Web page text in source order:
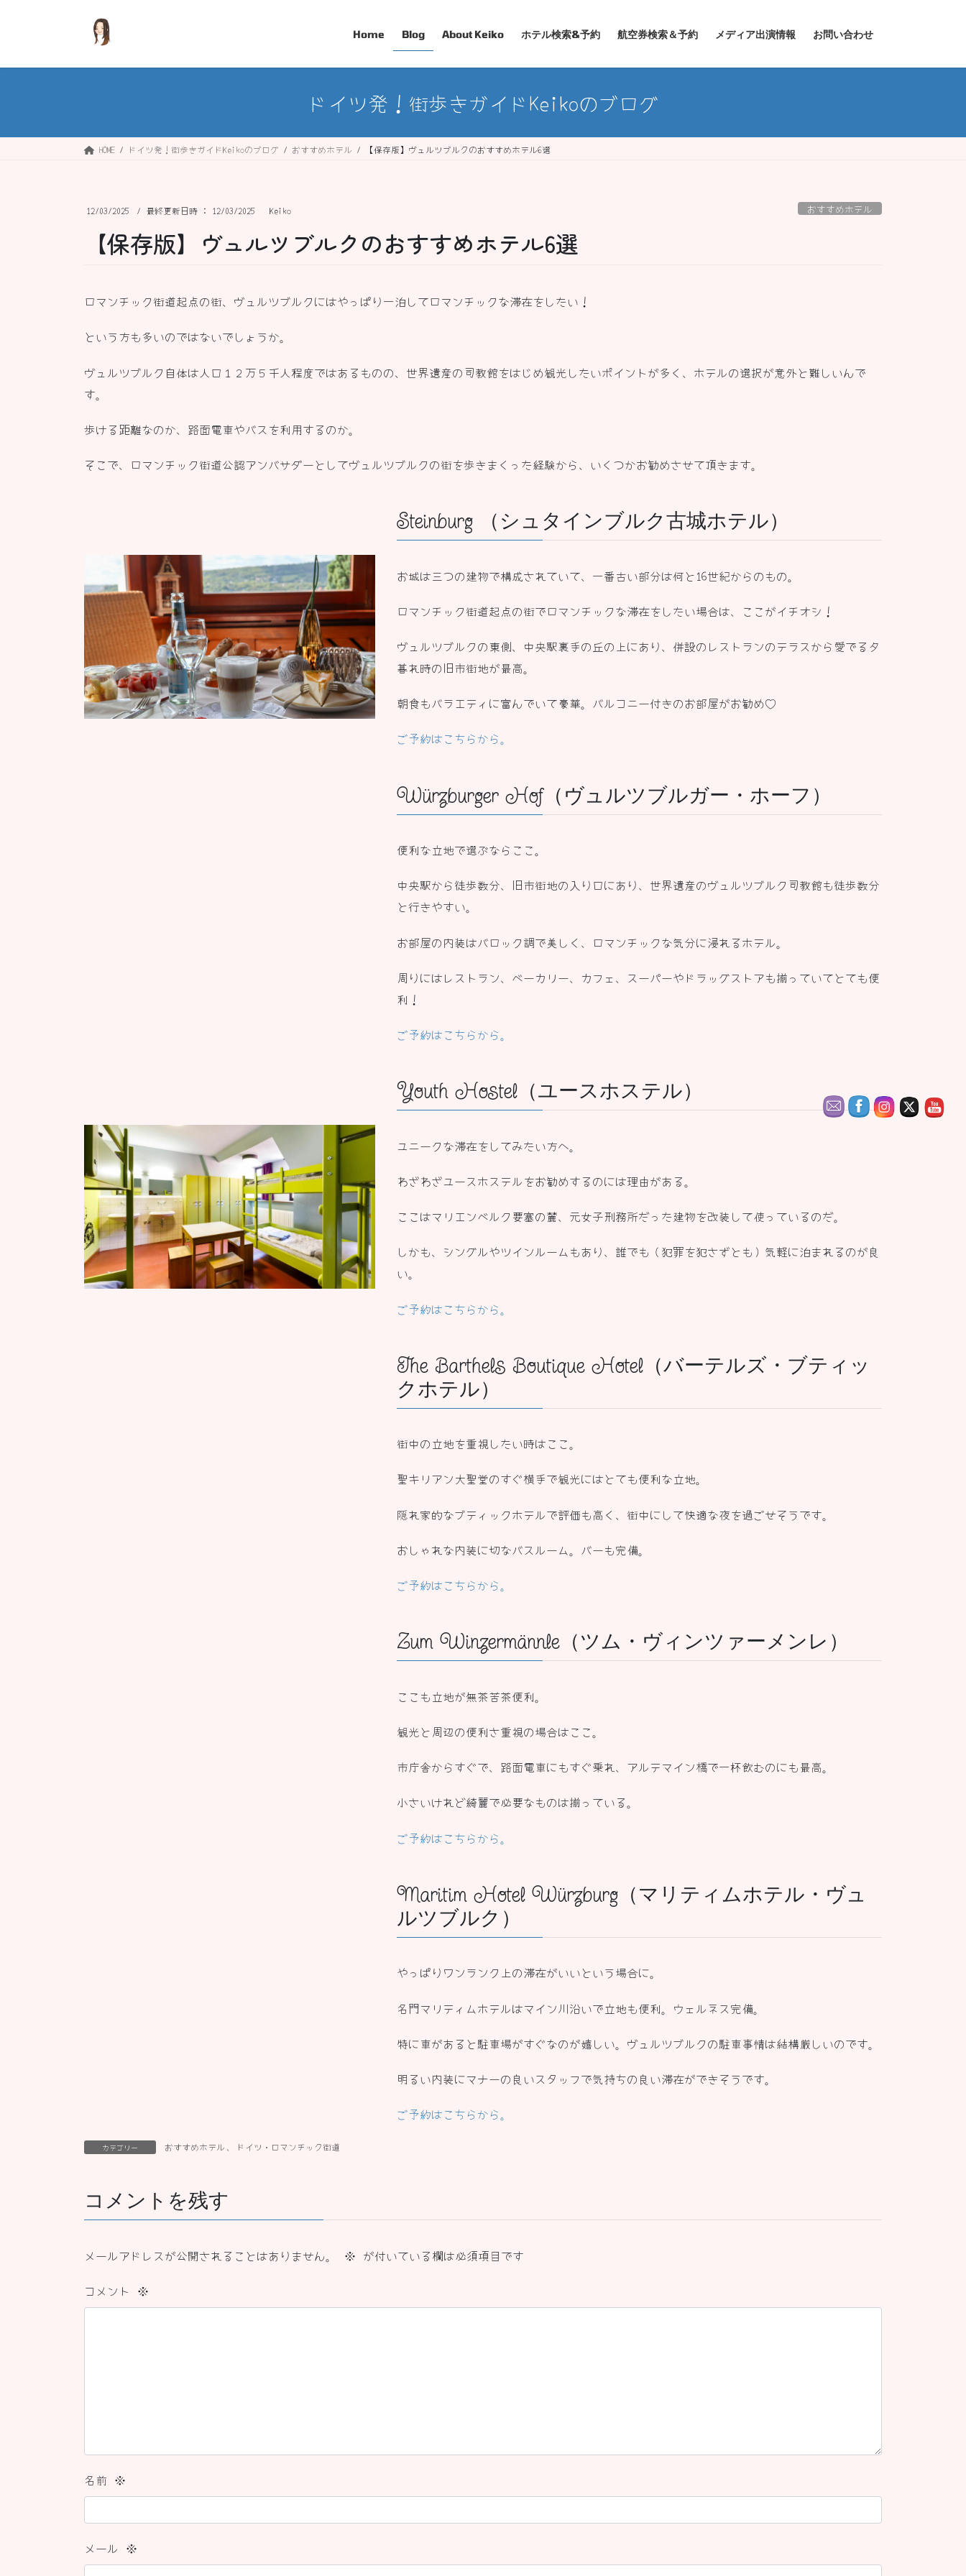
Home Blog About Keiko ホテル検索&予約 航空券検索＆予約 メディア出演情報 お問い合わせ
ドイツ発！街歩きガイドKeikoのブログ
HOME ドイツ発！街歩きガイドKeikoのブログ おすすめホテル 【保存版】ヴュルツブルクのおすすめホテル6選
12/03/2025 / 最終更新日時 : 12/03/2025 Keiko おすすめホテル
【保存版】ヴュルツブルクのおすすめホテル6選
ロマンチック街道起点の街、ヴュルツブルクにはやっぱり一泊してロマンチックな滞在をしたい！
という方も多いのではないでしょうか。
ヴュルツブルク自体は人口１２万５千人程度ではあるものの、世界遺産の司教館をはじめ観光したいポイントが多く、ホテルの選択が意外と難しいんで
す。
歩ける距離なのか、路面電車やバスを利用するのか。
そこで、ロマンチック街道公認アンバサダーとしてヴュルツブルクの街を歩きまくった経験から、いくつかお勧めさせて頂きます。
Steinburg （シュタインブルク古城ホテル）
お城は三つの建物で構成されていて、一番古い部分は何と16世紀からのもの。
ロマンチック街道起点の街でロマンチックな滞在をしたい場合は、ここがイチオシ！
ヴュルツブルクの東側、中央駅裏手の丘の上にあり、併設のレストランのテラスから愛でる夕
暮れ時の旧市街地が最高。
朝食もバラエティに富んでいて豪華。 バルコニー付きのお部屋がお勧め♡
ご予約はこちらから。
Würzburger Hof（ヴュルツブルガー・ホーフ）
便利な立地で選ぶならここ。
中央駅から徒歩数分、旧市街地の入り口にあり、世界遺産のヴュルツブルク司教館も徒歩数分
と行きやすい。
お部屋の内装はバロック調で美しく、ロマンチックな気分に浸れるホテル。
周りにはレストラン、ベーカリー、カフェ、スーパーやドラッグストアも揃っていてとても便
利！
ご予約はこちらから。
Youth Hostel（ユースホステル）
ユニークな滞在をしてみたい方へ。
わざわざユースホステルをお勧めするのには理由がある。
ここはマリエンベルク要塞の麓、元女子刑務所だった建物を改装して使っているのだ。
しかも、シングルやツインルームもあり、誰でも（犯罪を犯さずとも）気軽に泊まれるのが良
い。
ご予約はこちらから。
The Barthels Boutique Hotel（バーテルズ・ブティッ
クホテル）
街中の立地を重視したい時はここ。
聖キリアン大聖堂のすぐ横手で観光にはとても便利な立地。
隠れ家的なブティックホテルで評価も高く、街中にして快適な夜を過ごせそうです。
おしゃれな内装に切なバスルーム。バーも完備。
ご予約はこちらから。
Zum Winzermännle（ツム・ヴィンツァーメンレ）
ここも立地が無茶苦茶便利。
観光と周辺の便利さ重視の場合はここ。
市庁舎からすぐで、路面電車にもすぐ乗れ、アルテマイン橋で一杯飲むのにも最高。
小さいけれど綺麗で必要なものは揃っている。
ご予約はこちらから。
Maritim Hotel Würzburg（マリティムホテル・ヴュ
ルツブルク）
やっぱりワンランク上の滞在がいいという場合に。
名門マリティムホテルはマイン川沿いで立地も便利。ウェルネス完備。
特に車があると駐車場がすぐなのが嬉しい。ヴュルツブルクの駐車事情は結構厳しいのです。
明るい内装にマナーの良いスタッフで気持ちの良い滞在ができそうです。
ご予約はこちらから。
カテゴリー おすすめホテル 、 ドイツ・ロマンチック街道
コメントを残す
メールアドレスが公開されることはありません。 ※ が付いている欄は必須項目です
コメント ※
名前 ※
メール ※